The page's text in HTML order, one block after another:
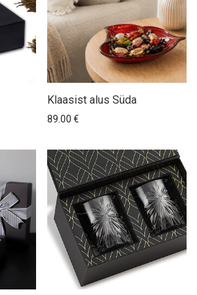
Klaasist alus Süda
89.00 €